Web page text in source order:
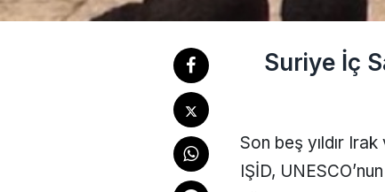
Suriye İç
Son beş yıldır
IŞİD,